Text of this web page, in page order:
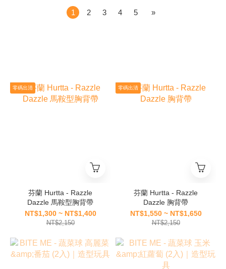
1 2 3 4 5 »
零碼出清
芬蘭 Hurtta - Razzle
Dazzle 馬鞍型胸背帶
NT$1,300 ~ NT$1,400
NT$2,150
零碼出清
芬蘭 Hurtta - Razzle
Dazzle 胸背帶
NT$1,550 ~ NT$1,650
NT$2,150